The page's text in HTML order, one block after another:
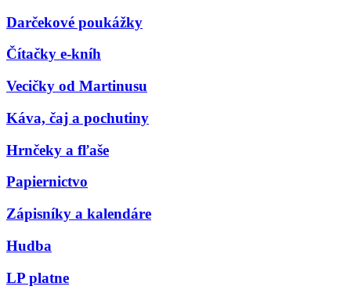
Darčekové poukážky
Čítačky e-kníh
Vecičky od Martinusu
Káva, čaj a pochutiny
Hrnčeky a fľaše
Papiernictvo
Zápisníky a kalendáre
Hudba
LP platne